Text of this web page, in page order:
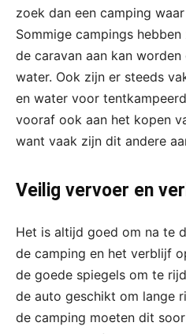
zoek dan een camping
Sommige campings
de caravan aan kan
water. Ook zijn er steeds
en water voor
vooraf ook aan het kopen
want vaak zijn dit andere
Veilig vervoer en
Het is altijd goed om na te
de camping en het verblijf
de goede spiegels om te
de auto geschikt om lange
de camping moeten dit